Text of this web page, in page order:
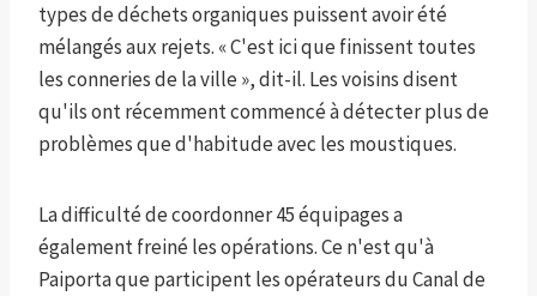
types de déchets organiques puissent avoir été
mélangés aux rejets. « C'est ici que finissent toutes
les conneries de la ville », dit-il. Les voisins disent
qu'ils ont récemment commencé à détecter plus de
problèmes que d'habitude avec les moustiques.
La difficulté de coordonner 45 équipages a
également freiné les opérations. Ce n'est qu'à
Paiporta que participent les opérateurs du Canal de